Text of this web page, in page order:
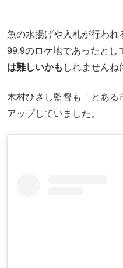
魚の水揚げや入札が行わ
99.9のロケ地であったとし
は難しいかも しれませんね
木村ひさし監督も「とある
アップしていました。